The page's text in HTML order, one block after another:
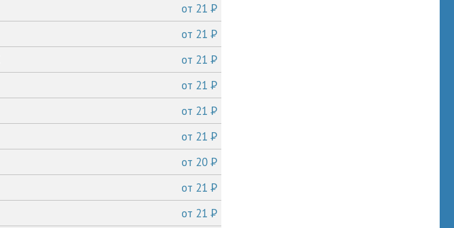
от 21P
от 21P
от 21P
от 21P
от 21P
от 21P
от 20P
от 21P
от 21P